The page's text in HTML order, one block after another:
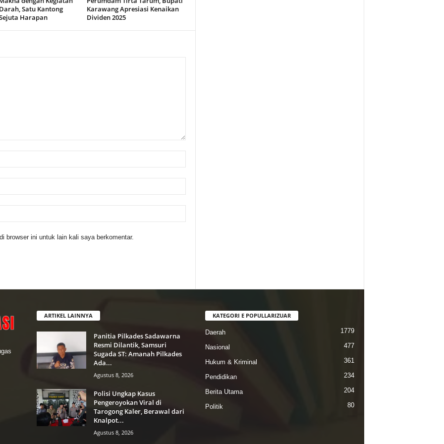
Satu Kantong
Harapan
Karawang Apresiasi Kenaikan
Dividen 2025
browser ini untuk lain kali saya berkomentar.
ARTIKEL LAINNYA
Panitia Pilkades Sadawarna
Resmi Dilantik, Samsuri
Sugada ST: Amanah Pilkades
Ada...
Agustus 8, 2026
Polisi Ungkap Kasus
Pengeroyokan Viral di
Tarogong Kaler, Berawal dari
Knalpot...
Agustus 8, 2026
KATEGORI E POPULLARIZUAR
Daerah 1779
Nasional 477
Hukum & Kriminal 361
Pendidikan 234
Berita Utama 204
Politik 80